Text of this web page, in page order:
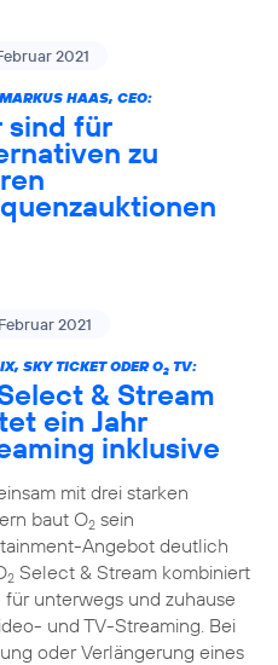
2021
HAAS, CEO:
sind für
zu
2021
SKY TICKET ODER O2TV:
& Stream
ein Jahr
inklusive
mit drei starken
baut O2sein
Angebot deutlich
2Select & Stream kombiniert
für unterwegs und zuhause
und TV-Streaming. Bei
oder Verlängerung eines